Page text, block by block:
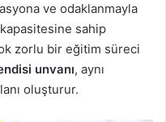
ve odaklanmayla
sahip
zorlu bir eğitim süreci
unvanı, aynı
oluşturur.